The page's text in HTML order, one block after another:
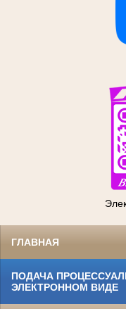
ГЛАВНАЯ
ПОДАЧА
ЭЛЕКТРОННОМ ВИДЕ